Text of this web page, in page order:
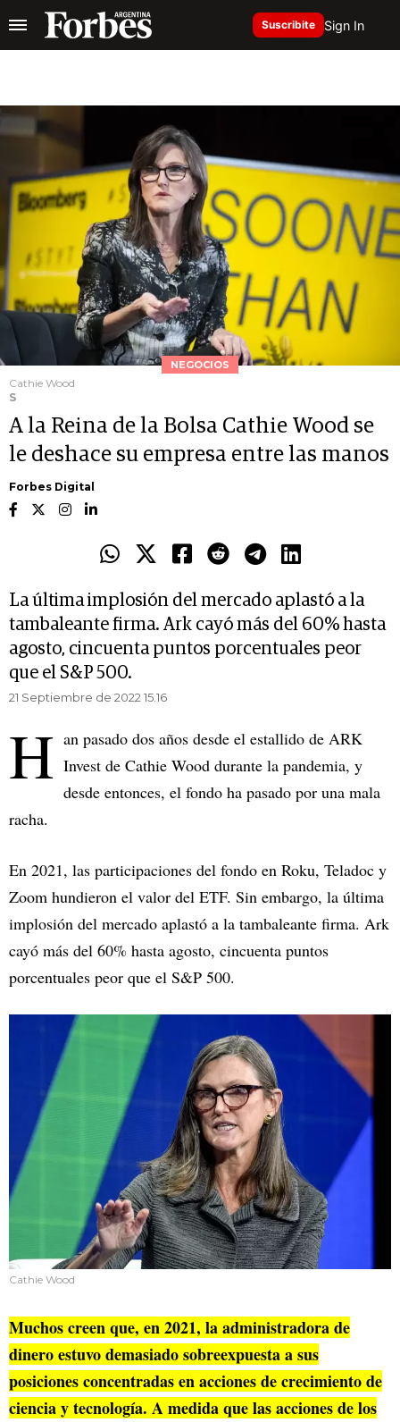
Suscribite Sign In
NEGOCIOS
Cathie Wood
S
A la Reina de la Bolsa Cathie Wood se
le deshace su empresa entre las manos
Forbes Digital
La última implosión del mercado aplastó a la
tambaleante firma. Ark cayó más del 60% hasta
agosto, cincuenta puntos porcentuales peor
que el S&P 500.
21 Septiembre de 2022 15.16
H an pasado dos años desde el estallido de ARK
Invest de Cathie Wood durante la pandemia, y
desde entonces, el fondo ha pasado por una mala
racha.
En 2021, las participaciones del fondo en Roku, Teladoc y
Zoom hundieron el valor del ETF. Sin embargo, la última
implosión del mercado aplastó a la tambaleante firma. Ark
cayó más del 60% hasta agosto, cincuenta puntos
porcentuales peor que el S&P 500.
Cathie Wood
Muchos creen que, en 2021, la administradora de
dinero estuvo demasiado sobreexpuesta a sus
posiciones concentradas en acciones de crecimiento de
ciencia y tecnología. A medida que las acciones de los